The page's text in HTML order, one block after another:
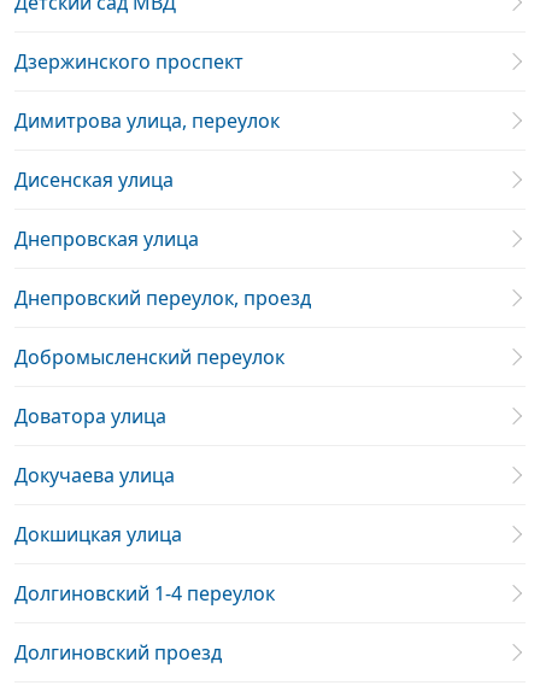
Дзержинского проспект
Димитрова улица, переулок
Дисенская улица
Днепровская улица
Днепровский переулок, проезд
Добромысленский переулок
Доватора улица
Докучаева улица
Докшицкая улица
Долгиновский 1-4 переулок
Долгиновский проезд